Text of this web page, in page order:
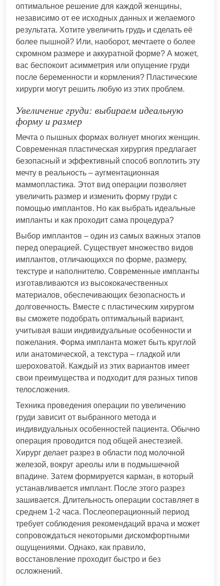
оптимальное решение для каждой женщины,
независимо от ее исходных данных и желаемого
результата. Хотите увеличить грудь и сделать её
более пышной? Или, наоборот, мечтаете о более
скромном размере и аккуратной форме? А может,
вас беспокоит асимметрия или опущение груди
после беременности и кормления? Пластические
хирурги могут решить любую из этих проблем.
Увеличение груди: выбираем идеальную
форму и размер
Мечта о пышных формах волнует многих женщин.
Современная пластическая хирургия предлагает
безопасный и эффективный способ воплотить эту
мечту в реальность – аугментационная
маммопластика. Этот вид операции позволяет
увеличить размер и изменить форму груди с
помощью имплантов. Но как выбрать идеальные
импланты и как проходит сама процедура?
Выбор имплантов – один из самых важных этапов
перед операцией. Существует множество видов
имплантов, отличающихся по форме, размеру,
текстуре и наполнителю. Современные импланты
изготавливаются из высококачественных
материалов, обеспечивающих безопасность и
долговечность. Вместе с пластическим хирургом
вы сможете подобрать оптимальный вариант,
учитывая ваши индивидуальные особенности и
пожелания. Форма импланта может быть круглой
или анатомической, а текстура – гладкой или
шероховатой. Каждый из этих вариантов имеет
свои преимущества и подходит для разных типов
телосложения.
Техника проведения операции по увеличению
груди зависит от выбранного метода и
индивидуальных особенностей пациента. Обычно
операция проводится под общей анестезией.
Хирург делает разрез в области под молочной
железой, вокруг ареолы или в подмышечной
впадине. Затем формируется карман, в который
устанавливается имплант. После этого разрез
зашивается. Длительность операции составляет в
среднем 1-2 часа. Послеоперационный период
требует соблюдения рекомендаций врача и может
сопровождаться некоторыми дискомфортными
ощущениями. Однако, как правило,
восстановление проходит быстро и без
осложнений.